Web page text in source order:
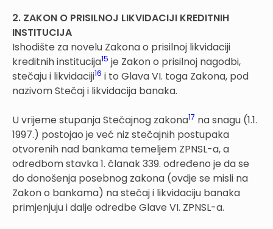
2. ZAKON O PRISILNOJ LIKVIDACIJI KREDITNIH
INSTITUCIJA
Ishodište za novelu Zakona o prisilnoj likvidaciji
kreditnih institucija15 je Zakon o prisilnoj nagodbi,
stečaju i likvidaciji16 i to Glava VI. toga Zakona, pod
nazivom Stečaj i likvidacija banaka.
U vrijeme stupanja Stečajnog zakona17 na snagu (1.1.
1997.) postojao je već niz stečajnih postupaka
otvorenih nad bankama temeljem ZPNSL-a, a
odredbom stavka 1. članak 339. određeno je da se
do donošenja posebnog zakona (ovdje se misli na
Zakon o bankama) na stečaj i likvidaciju banaka
primjenjuju i dalje odredbe Glave VI. ZPNSL-a.